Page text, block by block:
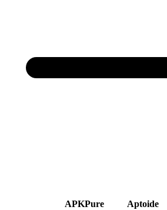
APKPure Aptoide